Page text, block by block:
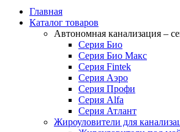
Главная
Каталог товаров
Автономная канализация –
Серия Био
Серия Био Макс
Серия Fintek
Серия Аэро
Серия Профи
Серия Alfa
Серия Атлант
Жироуловители для